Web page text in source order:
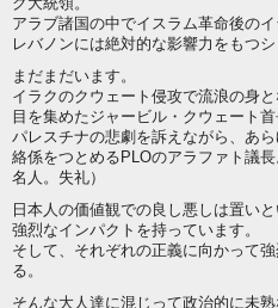
アラブ諸国の中でイスラム革命後の
レバノンには絶対的な影響力をもつシ
まだまだいます。
イラクのクウェート侵攻で流浪の身
目を集めたジャービル・クウェート首
パレスチナの悲劇を訴えながら、あ
絡係をつとめるPLOのアラファト議
名人。失礼）
日本人の価値観での良し悪しは置い
強烈なインパクトを持っています。
そして、それぞれの正義に向かって
る。
そんな大人達に混じって政治的に未